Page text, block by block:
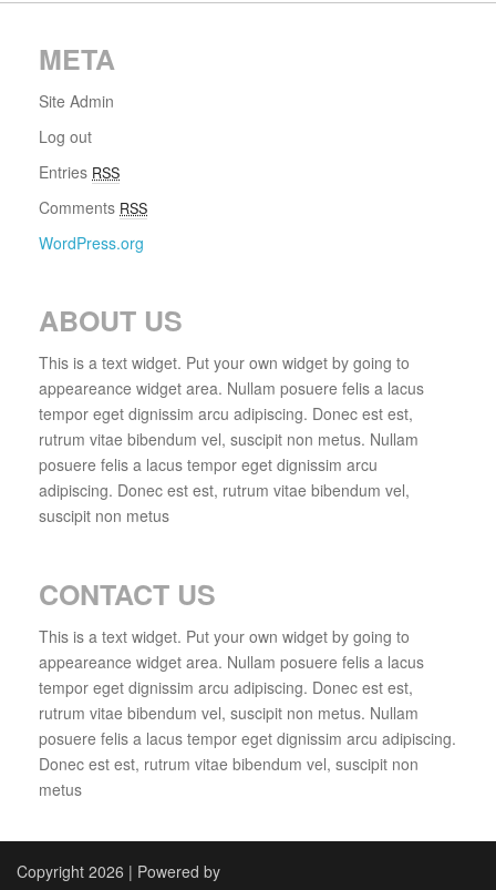
META
Site Admin
Log out
Entries RSS
Comments RSS
WordPress.org
ABOUT US
This is a text widget. Put your own widget by going to
appeareance widget area. Nullam posuere felis a lacus
tempor eget dignissim arcu adipiscing. Donec est est,
rutrum vitae bibendum vel, suscipit non metus. Nullam
posuere felis a lacus tempor eget dignissim arcu
adipiscing. Donec est est, rutrum vitae bibendum vel,
suscipit non metus
CONTACT US
This is a text widget. Put your own widget by going to
appeareance widget area. Nullam posuere felis a lacus
tempor eget dignissim arcu adipiscing. Donec est est,
rutrum vitae bibendum vel, suscipit non metus. Nullam
posuere felis a lacus tempor eget dignissim arcu adipiscing.
Donec est est, rutrum vitae bibendum vel, suscipit non
metus
Copyright 2026 | Powered by